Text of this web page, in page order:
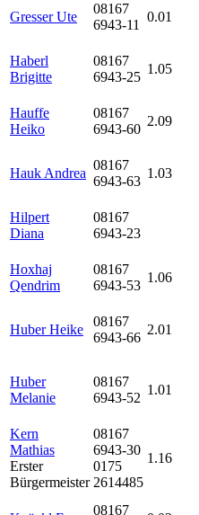
Gresser Ute
08167
6943-11
0.01
Haberl
Brigitte
08167
6943-25
1.05
Hauffe
Heiko
08167
6943-60
2.09
Hauk Andrea
08167
6943-63
1.03
Hilpert
Diana
08167
6943-23
Hoxhaj
Qendrim
08167
6943-53
1.06
Huber Heike
08167
6943-66
2.01
Huber
Melanie
08167
6943-52
1.01
Kern
Mathias
Erster
Bürgermeister
08167
6943-30
0175
2614485
1.16
08167